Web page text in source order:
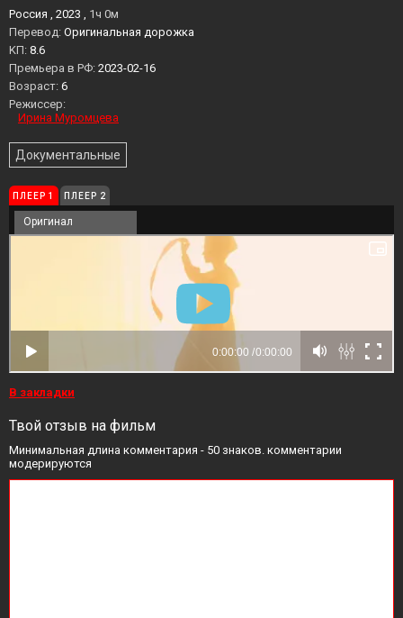
Россия , 2023 , 1ч 0м
Перевод: Оригинальная дорожка
KП: 8.6
Премьера в РФ: 2023-02-16
Возраст: 6
Режиссер:
Ирина Муромцева
Документальные
ПЛЕЕР 1 ПЛЕЕР 2
Оригинал
В закладки
Твой отзыв на фильм
Минимальная длина комментария - 50 знаков. комментарии
модерируются